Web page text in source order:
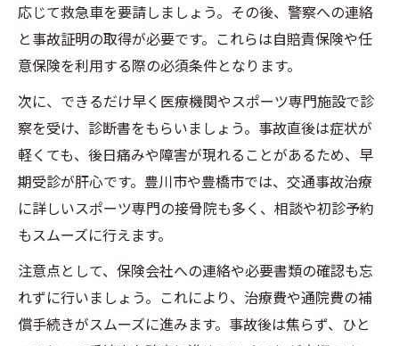
応じて救急車を要請しましょう。その後、警察への連絡
と事故証明の取得が必要です。これらは自賠責保険や任
意保険を利用する際の必須条件となります。
次に、できるだけ早く医療機関やスポーツ専門施設で診
察を受け、診断書をもらいましょう。事故直後は症状が
軽くても、後日痛みや障害が現れることがあるため、早
期受診が肝心です。豊川市や豊橋市では、交通事故治療
に詳しいスポーツ専門の接骨院も多く、相談や初診予約
もスムーズに行えます。
注意点として、保険会社への連絡や必要書類の確認も忘
れずに行いましょう。これにより、治療費や通院費の補
償手続きがスムーズに進みます。事故後は焦らず、ひと